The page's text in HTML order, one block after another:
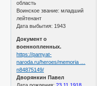
область
Воинское звание: младший
лейтенант
Дата выбытия: 1943
Документ о
военнопленных.
https://pamyat-
naroda.ru/heroes/memoria …
n84875149/
Дворянкин Павел